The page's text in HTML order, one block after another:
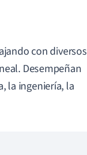
con diversos
Desempeñan
la ingeniería, la